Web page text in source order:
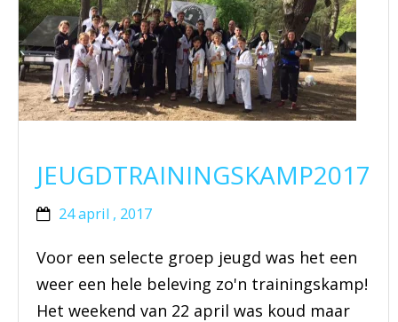
LIDMAATSCHAP
TAEKWONDO
BRAZILIAN JIU JITSU
NIEUWS
PRAKTISCHE ZELFVERDEDIGINGSCURSUS
JEUGDTRAININGSKAMP2017
24 april , 2017
Voor een selecte groep jeugd was het een
weer een hele beleving zo'n trainingskamp!
Het weekend van 22 april was koud maar